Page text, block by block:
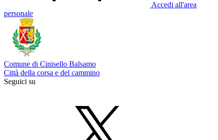
Accedi all'area
personale
Comune di Cinisello Balsamo
Città della corsa e del cammino
Seguici su